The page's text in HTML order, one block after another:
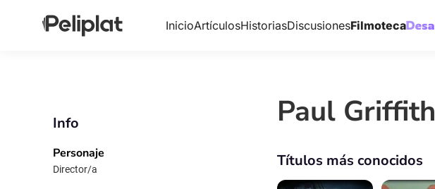
InicioArtículosHistoriasDiscusionesFilmoteca
Info
Personaje
Director/a
Paul Griffith
Títulos más conocidos